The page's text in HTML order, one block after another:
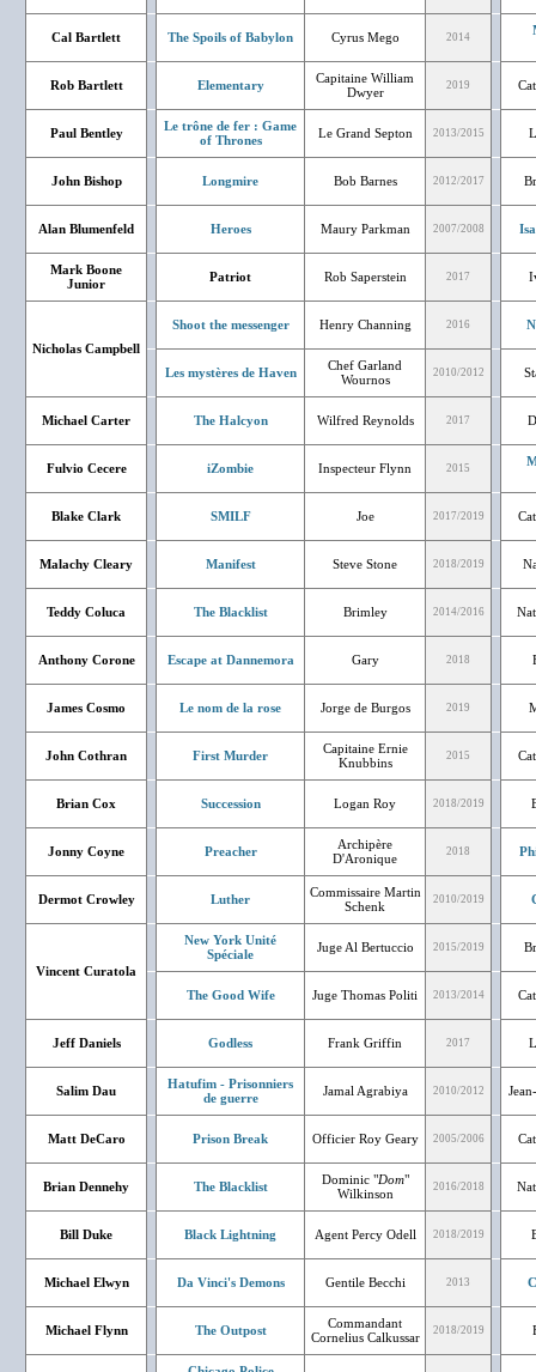
Cal Bartlett The Spoils of Babylon Cyrus Mego 2014
Rob Bartlett Elementary
Capitaine William
Dwyer
2019
Paul Bentley
Le trône de fer : Game
of Thrones
Le Grand Septon 2013/2015
John Bishop Longmire Bob Barnes 2012/2017
Alan Blumenfeld Heroes Maury Parkman 2007/2008
Mark Boone
Junior
Patriot Rob Saperstein 2017
Nicholas Campbell
Shoot the messenger Henry Channing 2016
Les mystères de Haven
Chef Garland
Wournos
2010/2012
Michael Carter The Halcyon Wilfred Reynolds 2017
Fulvio Cecere iZombie Inspecteur Flynn 2015
Blake Clark SMILF Joe 2017/2019
Malachy Cleary Manifest Steve Stone 2018/2019
Teddy Coluca The Blacklist Brimley 2014/2016
Anthony Corone Escape at Dannemora Gary 2018
James Cosmo Le nom de la rose Jorge de Burgos 2019
John Cothran First Murder
Capitaine Ernie
Knubbins
2015
Brian Cox Succession Logan Roy 2018/2019
Jonny Coyne Preacher
Archipère
D'Aronique
2018
Dermot Crowley Luther
Commissaire Martin
Schenk
2010/2019
Vincent Curatola
New York Unité
Spéciale
Juge Al Bertuccio 2015/2019
The Good Wife Juge Thomas Politi 2013/2014
Jeff Daniels Godless Frank Griffin 2017
Salim Dau
Hatufim - Prisonniers
de guerre
Jamal Agrabiya 2010/2012
Matt DeCaro Prison Break Officier Roy Geary 2005/2006
Brian Dennehy The Blacklist Dominic "Dom"
Wilkinson
2016/2018
Bill Duke Black Lightning Agent Percy Odell 2018/2019
Michael Elwyn Da Vinci's Demons Gentile Becchi 2013
Michael Flynn The Outpost
Commandant
Cornelius Calkussar
2018/2019